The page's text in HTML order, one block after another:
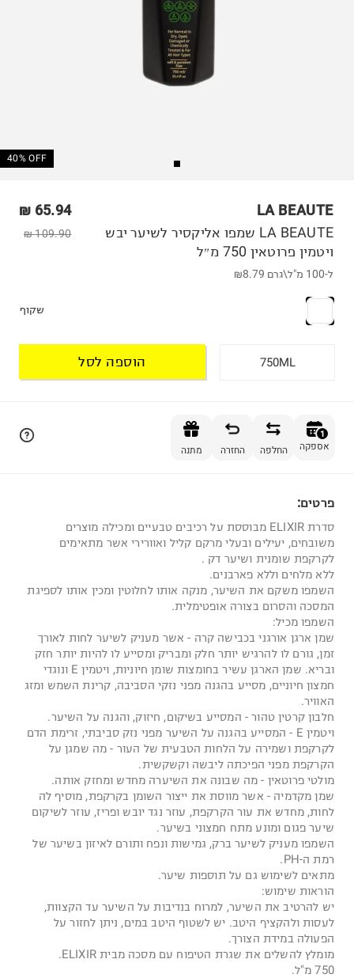
40% OFF
LA BEAUTE
65.94 ₪
109.90 ₪
LA BEAUTE שמפו אליקסיר לשיער יבש
ויטמין פרוטאין 750 מ״ל
₪8.79 ל-100 מ"ל\גרם
שקוף
750ML הוספה לסל
1
אספקה החלפה החזרה מתנה
פרטים:
סדרת ELIXIR מבוססת על רכיבים טבעיים ומכילה מוצרים
משובחים, יעילים ובעלי מרקם קליל ואוורירי אשר מתאימים
לקרקפת שומנית ושיער דק .
ללא מלחים וללא פארבנים.
השמפו משקם את השיער, מנקה אותו לחלוטין ומכין אותו לספיגת
המסכה והסרום בצורה אופטימלית.
השמפו מכיל:
שמן ארגן אורגני בכבישה קרה - אשר מעניק לשיער לחות לאורך
זמן, גורם לו להרגיש יותר חלק ומבריק ומסייע לו להיות יותר חזק
ובריא. שמן הארגן עשיר בחומצות שומן חיוניות, ויטמין E ונוגדי
חמצון חיוניים, מסייע בהגנה מפני נזקי הסביבה, קרינת השמש ומזג
האוויר.
חלבון קרטין טהור - המסייע בשיקום, חיזוק, והגנה על השיער.
ויטמין E - המסייע בהגנה על השיער מפני נזק סביבתי, זרימת הדם
לקרקפת ושמירה על הלחות הטבעית של העור - מה שמגן על
הקרקפת מפני הפיכתה ליבשה וקשקשית.
מולטי פרוטאין - מה שבונה את השיערה מחדש ומחזק אותה.
שמן מקדמיה - אשר מווסת את ייצור השומן בקרקפת, מוסיף לה
לחות, מחדש את עור הקרקפת, עוזר נגד יובש ופריז, עוזר לשיקום
שיער פגום ומונע מתח חמצוני בשיער.
השמפו מעניק לשיער ברק, גמישות ונפח ותורם לאיזון בשיער של
רמת ה-PH.
מתאים לשימוש גם על תוספות שיער.
הוראות שימוש:
יש להרטיב את השיער, למרוח בנדיבות על השיער עד הקצוות,
לעסות ולהקציף היטב. יש לשטוף היטב במים, ניתן לחזור על
הפעולה במידת הצורך.
מומלץ להשלים את שגרת הטיפוח עם מסכה מבית ELIXIR.
750 מ"ל.